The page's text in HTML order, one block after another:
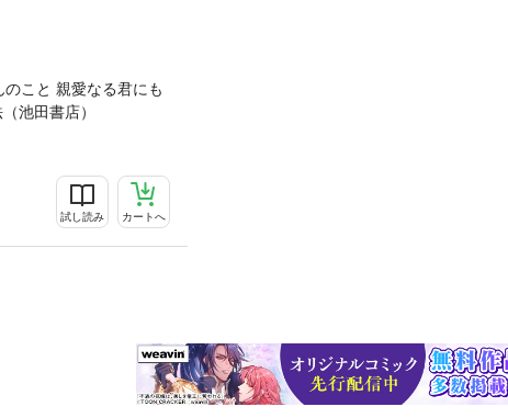
こと 親愛なる君にも
池田書店）
試し読み カートへ